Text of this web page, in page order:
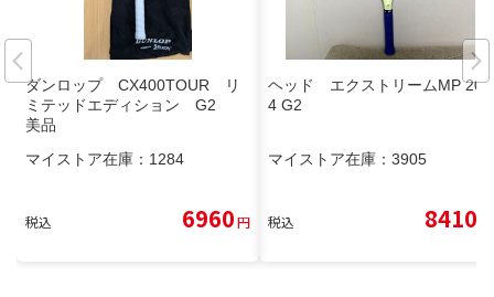
ダンロップ CX400TOUR リ
ミテッドエディション G2
美品
マイストア在庫： 1284
税込 6960円
ヘッド エクストリームMP 202
4 G2
マイストア在庫： 3905
税込 8410